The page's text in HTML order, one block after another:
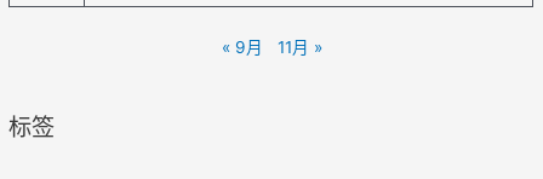
« 9月 11月 »
标签